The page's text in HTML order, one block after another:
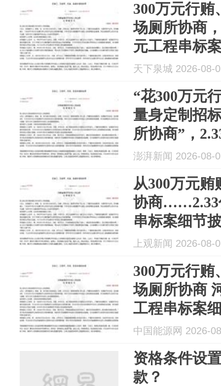
300万元行贿
场厕所协商
元工程串标
天下泉城 2026-08-
“花300万元
量身定制招
所协商”，
串标案细节
澎湃新闻 2026-08-
从300万元
协商……2.33
串标案细节
上观新闻 2026-08-
300万元行贿
场厕所协商
工程串标案
中国能源网 2026-
资格条件设
款？